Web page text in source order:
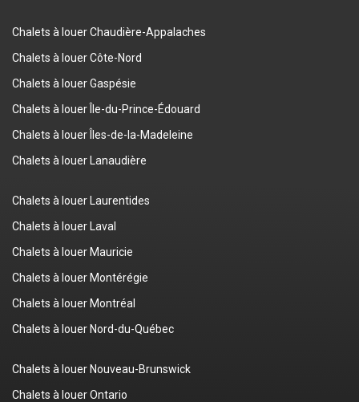
Chalets à louer Chaudière-Appalaches
Chalets à louer Côte-Nord
Chalets à louer Gaspésie
Chalets à louer Île-du-Prince-Édouard
Chalets à louer Îles-de-la-Madeleine
Chalets à louer Lanaudière
Chalets à louer Laurentides
Chalets à louer Laval
Chalets à louer Mauricie
Chalets à louer Montérégie
Chalets à louer Montréal
Chalets à louer Nord-du-Québec
Chalets à louer Nouveau-Brunswick
Chalets à louer Ontario